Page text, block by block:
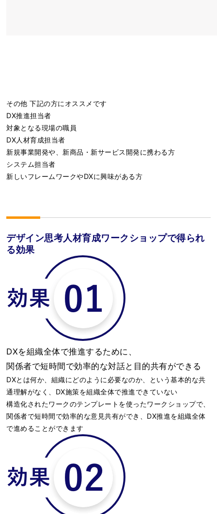
その他 下記の方にオススメです
DX推進担当者
対象となる現場の職員
DX人材育成担当者
新規事業開発や、新商品・新サービス開発に携わる方
システム担当者
新しいフレームワークやDXに興味がある方
デザイン思考人材育成ワークショップで得られ
る効果
DXを組織全体で推進するために、
関係者で短時間で効率的な対話と目的共有ができる
DXとは何か、組織にどのように必要なのか、という基本的な共
通理解がなく、DX施策を組織全体で推進できていない
構造化されたワークのテンプレートを使ったワークショップで、
関係者で短時間で効率的な意見共有ができ、DX推進を組織全体
で進めることができます